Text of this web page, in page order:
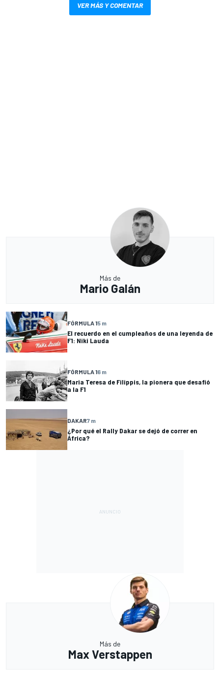
VER MÁS Y COMENTAR
Más de
Mario Galán
FÓRMULA 15 m
El recuerdo en el cumpleaños de una leyenda de
F1: Niki Lauda
FÓRMULA 16 m
Maria Teresa de Filippis, la pionera que desafió
a la F1
DAKAR7 m
¿Por qué el Rally Dakar se dejó de correr en
África?
Más de
Max Verstappen